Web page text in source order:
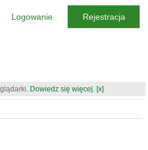
Dowiedz się więcej. [x]
Logowanie Rejestracja